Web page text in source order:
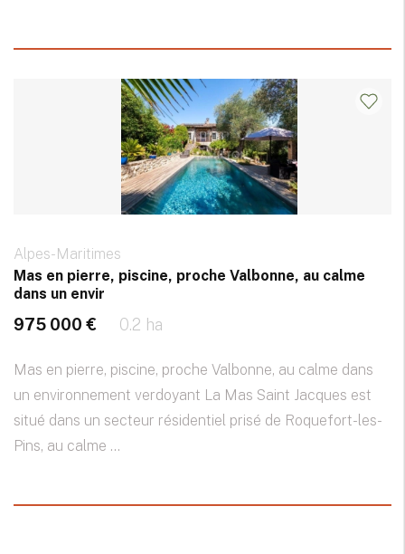
Alpes-Maritimes
Mas en pierre, piscine, proche Valbonne, au calme
dans un envir
975 000 € 0.2 ha
Mas en pierre, piscine, proche Valbonne, au calme dans
un environnement verdoyant La Mas Saint Jacques est
situé dans un secteur résidentiel prisé de Roquefort-les-
Pins, au calme ...